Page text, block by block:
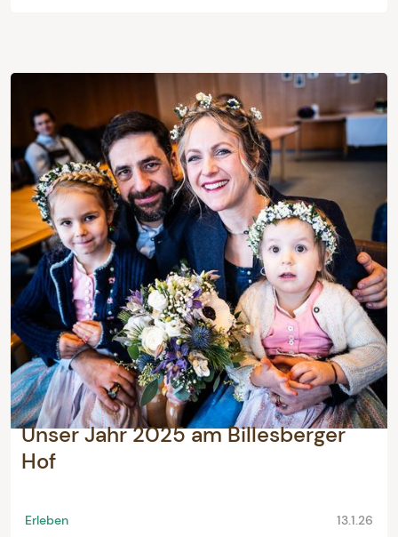
Unser Jahr 2025 am Billesberger
Hof
Erleben 13.1.26